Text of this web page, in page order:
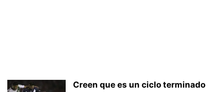
Creen que es un ciclo terminado